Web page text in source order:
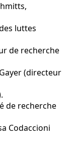
luttes
de recherche
(directeur
de recherche
Codaccioni